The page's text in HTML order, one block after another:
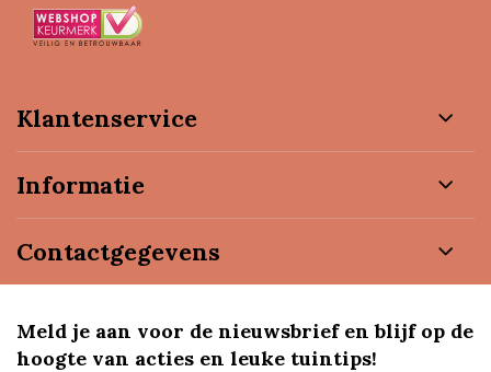
Klantenservice
Informatie
Contactgegevens
Meld je aan voor de nieuwsbrief en blijf op de
hoogte van acties en leuke tuintips!